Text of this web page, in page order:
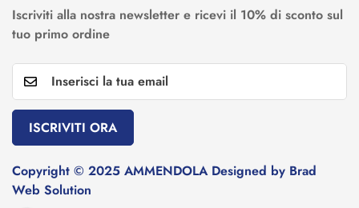
Iscriviti alla nostra newsletter e ricevi il 10% di sconto sul
tuo primo ordine
ISCRIVITI ORA
Copyright © 2025 AMMENDOLA Designed by Brad
Web Solution